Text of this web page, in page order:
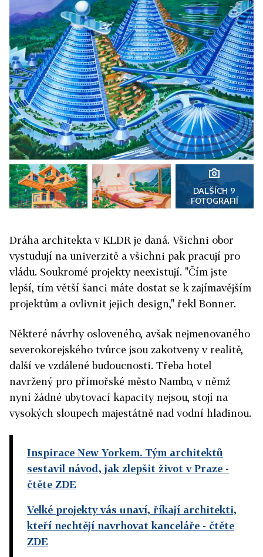
DALŠÍCH 9
FOTOGRAFIÍ
Dráha architekta v KLDR je daná. Všichni obor
vystudují na univerzitě a všichni pak pracují pro
vládu. Soukromé projekty neexistují. "Čím jste
lepší, tím větší šanci máte dostat se k zajímavějším
projektům a ovlivnit jejich design," řekl Bonner.
Některé návrhy osloveného, avšak nejmenovaného
severokorejského tvůrce jsou zakotveny v realitě,
další ve vzdálené budoucnosti. Třeba hotel
navržený pro přímořské město Nambo, v němž
nyní žádné ubytovací kapacity nejsou, stojí na
vysokých sloupech majestátně nad vodní hladinou.
Inspirace New Yorkem. Tým architektů
sestavil návod, jak zlepšit život v Praze -
čtěte ZDE
Velké projekty vás unaví, říkají architekti,
kteří nechtějí navrhovat kanceláře - čtěte
ZDE